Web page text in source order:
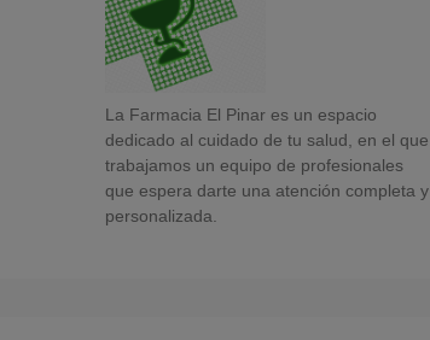
La Farmacia El Pinar es un espacio
dedicado al cuidado de tu salud, en el que
trabajamos un equipo de profesionales
que espera darte una atención completa y
personalizada.